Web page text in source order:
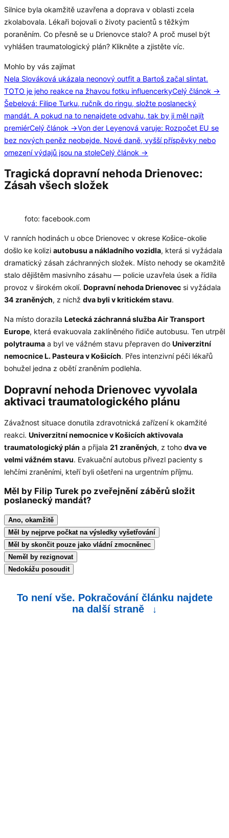
Silnice byla okamžitě uzavřena a doprava v oblasti zcela
zkolabovala. Lékaři bojovali o životy pacientů s těžkým
poraněním. Co přesně se u Drienovce stalo? A proč musel být
vyhlášen traumatologický plán? Klikněte a zjistěte víc.
Mohlo by vás zajímat
Nela Slováková ukázala neonový outfit a Bartoš začal slintat.
TOTO je jeho reakce na žhavou fotku influencerkyCelý článok →
Šebelová: Filipe Turku, ručník do ringu, složte poslanecký
mandát. A pokud na to nenajdete odvahu, tak by ji měl najít
premiérCelý článok →Von der Leyenová varuje: Rozpočet EU se
bez nových peněz neobejde. Nové daně, vyšší příspěvky nebo
omezení výdajů jsou na stoleCelý článok →
Tragická dopravní nehoda Drienovec:
Zásah všech složek
foto: facebook.com
V ranních hodinách u obce Drienovec v okrese Košice-okolie
došlo ke kolizi autobusu a nákladního vozidla, která si vyžádala
dramatický zásah záchranných složek. Místo nehody se okamžitě
stalo dějištěm masivního zásahu — policie uzavřela úsek a řídila
provoz v širokém okolí. Dopravní nehoda Drienovec si vyžádala
34 zraněných, z nichž dva byli v kritickém stavu.
Na místo dorazila Letecká záchranná služba Air Transport
Europe, která evakuovala zaklíněného řidiče autobusu. Ten utrpěl
polytrauma a byl ve vážném stavu přepraven do Univerzitní
nemocnice L. Pasteura v Košicích. Přes intenzivní péči lékařů
bohužel jedna z obětí zraněním podlehla.
Dopravní nehoda Drienovec vyvolala
aktivaci traumatologického plánu
Závažnost situace donutila zdravotnická zařízení k okamžité
reakci. Univerzitní nemocnice v Košicích aktivovala
traumatologický plán a přijala 21 zraněných, z toho dva ve
velmi vážném stavu. Evakuační autobus přivezl pacienty s
lehčími zraněními, kteří byli ošetřeni na urgentním příjmu.
Měl by Filip Turek po zveřejnění záběrů složit
poslanecký mandát?
Ano, okamžitě
Měl by nejprve počkat na výsledky vyšetřování
Měl by skončit pouze jako vládní zmocněnec
Neměl by rezignovat
Nedokážu posoudit
To není vše. Pokračování článku najdete
na další straně
↓